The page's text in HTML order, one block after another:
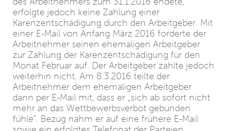
erfolgte jedoch keine Zahlung einer
Karenzentschädigung durch den Arbeitgeber. Mit
einer E-Mail von Anfang März 2016 forderte der
Arbeitnehmer seinen ehemaligen Arbeitgeber
zur Zahlung der Karenzentschädigung für den
Monat Februar auf. Der Arbeitgeber zahlte jedoch
weiterhin nicht. Am 8.3.2016 teilte der
Arbeitnehmer dem ehemaligen Arbeitgeber
dann per E-Mail mit, dass er „sich ab sofort nicht
mehr an das Wettbewerbsverbot gebunden
fühle“. Bezug nahm er auf eine frühere E-Mail